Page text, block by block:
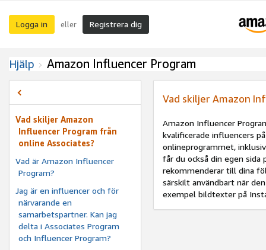
Logga in eller Registrera dig
Hjälp Amazon Influencer Program
Vad skiljer Amazon
Influencer Program från
online Associates?
Vad är Amazon Influencer
Program?
Jag är en influencer och för
närvarande en
samarbetspartner. Kan jag
delta i Associates Program
och Influencer Program?
Vad skiljer Amazon
Amazon Influencer
kvalificerade influencers
onlineprogrammet,
får du också din egen
rekommenderar till dina
särskilt användbart när
exempel bildtexter på